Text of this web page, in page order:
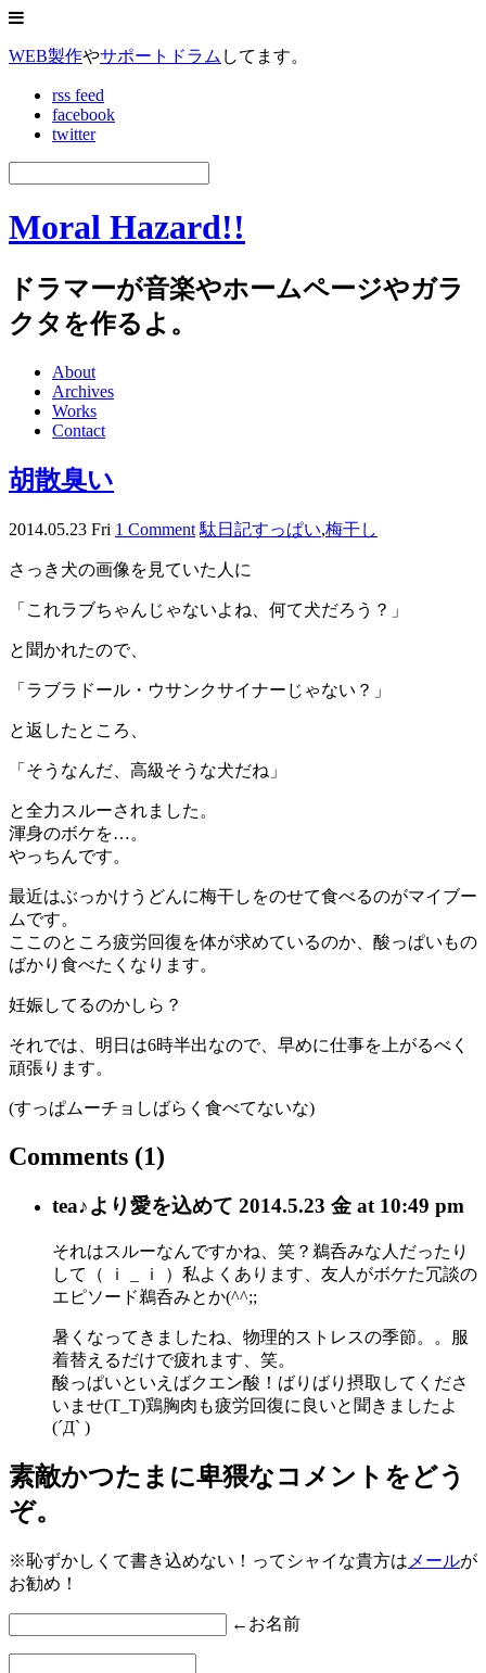
WEB製作やサポートドラム してます。
rss feed
facebook
twitter
Moral Hazard!!
ドラマーが音楽やホームページやガラ
クタを作るよ。
About
Archives
Works
Contact
胡散臭い
2014.05.23 Fri 1 Comment 駄日記すっぱい,梅干し
さっき犬の画像を見ていた人に
「これラブちゃんじゃないよね、何て犬だろう？」
と聞かれたので、
「ラブラドール・ウサンクサイナーじゃない？」
と返したところ、
「そうなんだ、高級そうな犬だね」
と全力スルーされました。
渾身のボケを…。
やっちんです。
最近はぶっかけうどんに梅干しをのせて食べるのがマイブー
ムです。
ここのところ疲労回復を体が求めているのか、酸っぱいもの
ばかり食べたくなります。
妊娠してるのかしら？
それでは、明日は6時半出なので、早めに仕事を上がるべく
頑張ります。
(すっぱムーチョしばらく食べてないな)
Comments (1)
tea♪より愛を込めて 2014.5.23 金 at 10:49 pm
それはスルーなんですかね、笑？鵜呑みな人だったり
して（ ｉ _ ｉ ）私よくあります、友人がボケた冗談の
エピソード鵜呑みとか(^^;;
暑くなってきましたね、物理的ストレスの季節。。服
着替えるだけで疲れます、笑。
酸っぱいといえばクエン酸！ばりばり摂取してくださ
いませ(T_T)鶏胸肉も疲労回復に良いと聞きましたよ
(´Д` )
素敵かつたまに卑猥なコメントをどう
ぞ。
※恥ずかしくて書き込めない！ってシャイな貴方は メールが
お勧め！
←お名前